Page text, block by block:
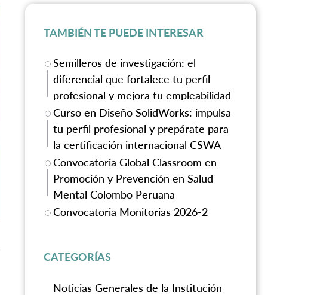
TAMBIÉN TE PUEDE INTERESAR
Semilleros de investigación: el
diferencial que fortalece tu perfil
profesional y mejora tu empleabilidad
Curso en Diseño SolidWorks: impulsa
tu perfil profesional y prepárate para
la certificación internacional CSWA
Convocatoria Global Classroom en
Promoción y Prevención en Salud
Mental Colombo Peruana
Convocatoria Monitorias 2026-2
CATEGORÍAS
Noticias Generales de la Institución